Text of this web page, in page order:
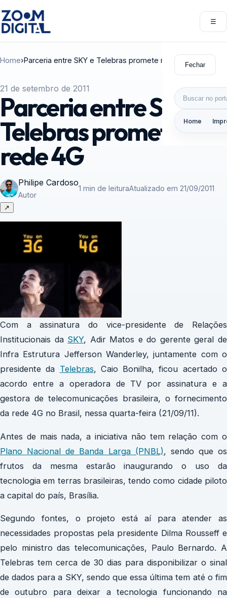
☰
Fechar
Buscar por:
Home
Home›Parceria entre SKY e Telebras promete rede 4G
21 de setembro de 2011
Parceria entre SKY e
Telebras promete
rede 4G
Philipe Cardoso
Autor
1 min de leituraAtualizado em 21/09/2011
↗
Com a assinatura do vice-presidente de Relações
Institucionais da SKY, Adir Matos e do gerente geral de
Infra Estrutura Jefferson Wanderley, juntamente com o
presidente da Telebras, Caio Bonilha, ficou acertado o
acordo entre a operadora de TV por assinatura e a
gestora de telecomunicações brasileira, o fornecimento
da rede 4G no Brasil, nessa quarta-feira (21/09/11).
Antes de mais nada, a iniciativa não tem relação com o
Plano Nacional de Banda Larga (PNBL), sendo que os
frutos da mesma estarão inaugurando o uso da
tecnologia em terras brasileiras, tendo como cidade piloto
a capital do país, Brasília.
Segundo fontes, o projeto está aí para atender as
necessidades propostas pela presidente Dilma Rousseff e
pelo ministro das telecomunicações, Paulo Bernardo. A
Telebras tem cerca de 30 dias para disponibilizar o sinal
de dados para a SKY, sendo que essa última tem até o fim
de outubro para deixar a tecnologia funcionando na